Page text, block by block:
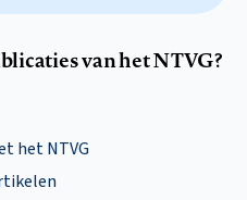
van het NTVG?
het NTVG